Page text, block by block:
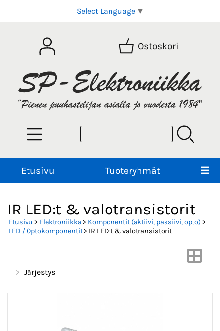
Select Language ▼
Ostoskori
Etusivu Tuoteryhmät
IR LED:t & valotransistorit
Etusivu > Elektroniikka > Komponentit (aktiivi, passiivi, opto) >
LED / Optokomponentit> IR LED:t & valotransistorit
Järjestys